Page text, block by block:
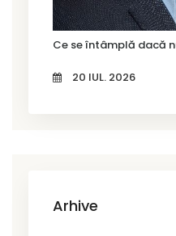
Ce se întâmplă dacă
20 IUL. 2026
Arhive